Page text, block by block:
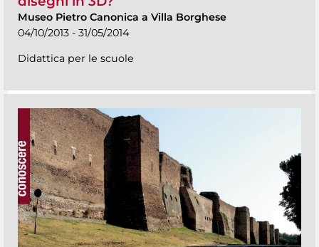
Museo Pietro Canonica a Villa Borghese
04/10/2013 - 31/05/2014
Didattica per le scuole